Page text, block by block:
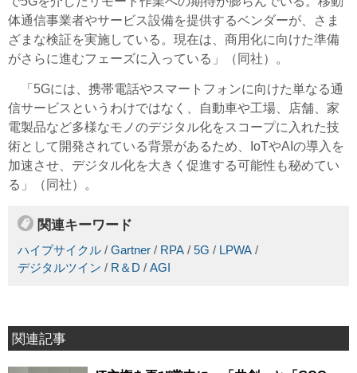
体通信事業者やサービス設備を提供するベンダーが、さま
ざまな検証を実施している。現在は、商用化に向けた準備
がさらに進むフェーズに入っている」（同社）。
「5Gには、携帯電話やスマートフォンに向けた単なる通
信サービスというわけではなく、自動車や工場、店舗、家
電製品など多様なモノのデジタル化をスコープに入れた技
術として開発されている背景があるため、IoTやAIの導入を
加速させ、デジタル化を大きく促進する可能性も秘めてい
る」（同社）。
関連キーワード
ハイプサイクル / Gartner / RPA / 5G / LPWA /
デジタルツイン / R＆D / AGI
関連記事